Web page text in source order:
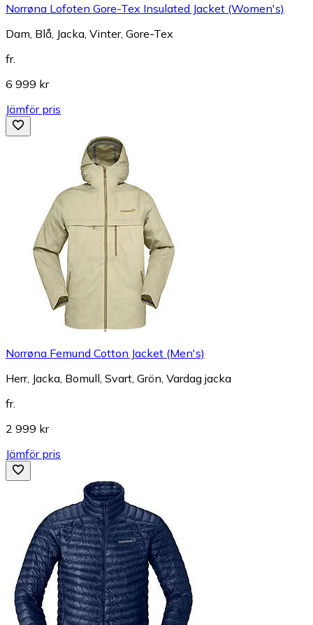
Norrøna Lofoten Gore-Tex Insulated Jacket (Women's)
Dam, Blå, Jacka, Vinter, Gore-Tex
fr.
6 999 kr
Jämför pris
Norrøna Femund Cotton Jacket (Men's)
Herr, Jacka, Bomull, Svart, Grön, Vardag jacka
fr.
2 999 kr
Jämför pris